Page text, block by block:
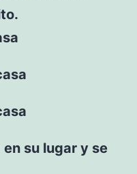
su lugar y se